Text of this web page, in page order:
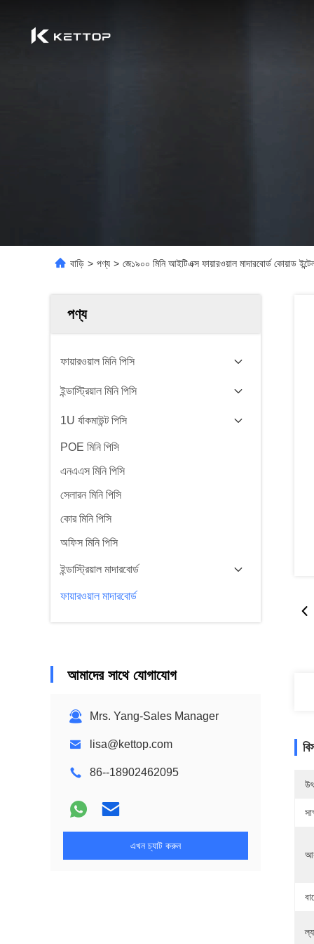
বাড়ি > পণ্য > জে১৯০০ মিনি আইটিএক্স ফায়ারওয়াল মাদারবোর্ড কোয়াড
পণ্য
ফায়ারওয়াল মিনি পিসি
ইন্ডাস্ট্রিয়াল মিনি পিসি
1U র্যাকমাউন্ট পিসি
POE মিনি পিসি
এনএএস মিনি পিসি
সেলারন মিনি পিসি
কোর মিনি পিসি
অফিস মিনি পিসি
ইন্ডাস্ট্রিয়াল মাদারবোর্ড
ফায়ারওয়াল মাদারবোর্ড
আমাদের সাথে যোগাযোগ
Mrs. Yang-Sales Manager
lisa@kettop.com
86--18902462095
এখন চ্যাট করুন